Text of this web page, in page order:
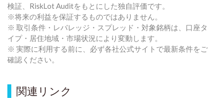
検証、RiskLot Auditをもとにした独自評価です。
※将来の利益を保証するものではありません。
※ 取引条件・レバレッジ・スプレッド・対象銘柄は、口座タ
イプ・居住地域・市場状況により変動します。
※ 実際に利用する前に、必ず各社公式サイトで最新条件をご
確認ください。
関連リンク